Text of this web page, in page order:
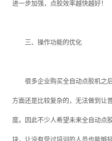
进一步加强，点胶效率越快越好！
三、操作功能的优化
很多企业购买全自动点胶机之
方面还是比较复杂的，无法做到让
度。因此不少人希望未来全自动点
块，让没有受过培训的人员也能够